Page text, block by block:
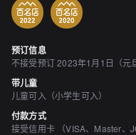
预订信息
不接受预订 2023年1月1日（元
带儿童
儿童可入（小学生可入）
付款方式
接受信用卡 （VISA、Master、